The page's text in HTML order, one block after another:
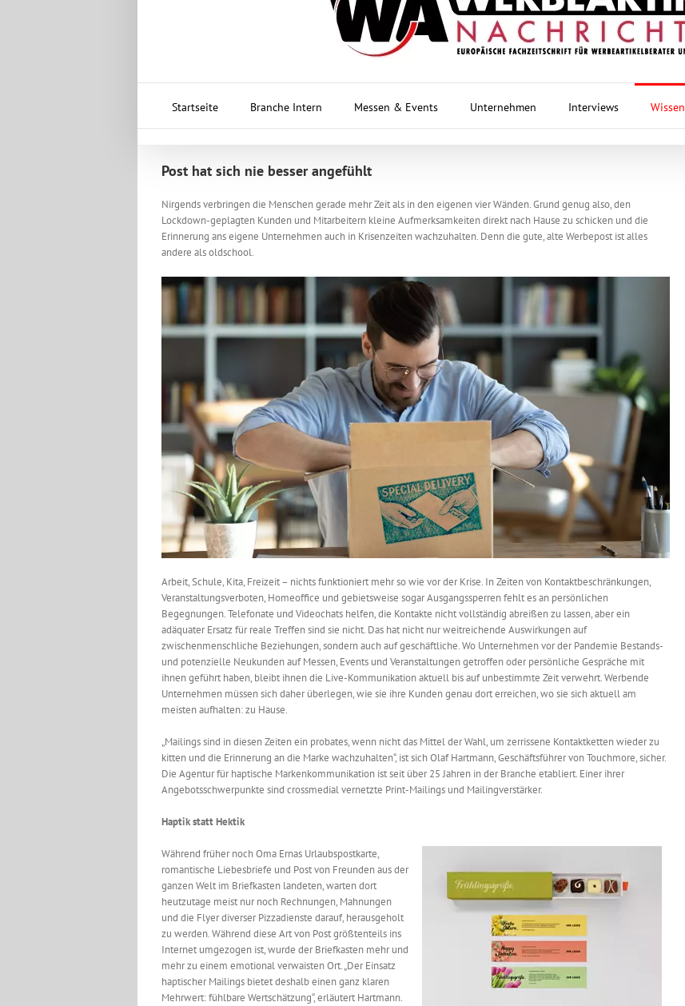
Startseite Branche Intern Messen & Events Unternehmen Interviews Wissen
Post hat sich nie besser angefühlt
Nirgends verbringen die Menschen gerade mehr Zeit als in den eigenen vier Wänden. Grund genug also, den
Lockdown-geplagten Kunden und Mitarbeitern kleine Aufmerksamkeiten direkt nach Hause zu schicken und die
Erinnerung ans eigene Unternehmen auch in Krisenzeiten wachzuhalten. Denn die gute, alte Werbepost ist alles
andere als oldschool.
Arbeit, Schule, Kita, Freizeit – nichts funktioniert mehr so wie vor der Krise. In Zeiten von Kontaktbeschränkungen,
Veranstaltungsverboten, Homeoffice und gebietsweise sogar Ausgangssperren fehlt es an persönlichen
Begegnungen. Telefonate und Videochats helfen, die Kontakte nicht vollständig abreißen zu lassen, aber ein
adäquater Ersatz für reale Treffen sind sie nicht. Das hat nicht nur weitreichende Auswirkungen auf
zwischenmenschliche Beziehungen, sondern auch auf geschäftliche. Wo Unternehmen vor der Pandemie Bestands-
und potenzielle Neukunden auf Messen, Events und Veranstaltungen getroffen oder persönliche Gespräche mit
ihnen geführt haben, bleibt ihnen die Live-Kommunikation aktuell bis auf unbestimmte Zeit verwehrt. Werbende
Unternehmen müssen sich daher überlegen, wie sie ihre Kunden genau dort erreichen, wo sie sich aktuell am
meisten aufhalten: zu Hause.
„Mailings sind in diesen Zeiten ein probates, wenn nicht das Mittel der Wahl, um zerrissene Kontaktketten wieder zu
kitten und die Erinnerung an die Marke wachzuhalten“, ist sich Olaf Hartmann, Geschäftsführer von Touchmore, sicher.
Die Agentur für haptische Markenkommunikation ist seit über 25 Jahren in der Branche etabliert. Einer ihrer
Angebotsschwerpunkte sind crossmedial vernetzte Print-Mailings und Mailingverstärker.
Haptik statt Hektik
Während früher noch Oma Ernas Urlaubspostkarte,
romantische Liebesbriefe und Post von Freunden aus der
ganzen Welt im Briefkasten landeten, warten dort
heutzutage meist nur noch Rechnungen, Mahnungen
und die Flyer diverser Pizzadienste darauf, herausgeholt
zu werden. Während diese Art von Post größtenteils ins
Internet umgezogen ist, wurde der Briefkasten mehr und
mehr zu einem emotional verwaisten Ort. „Der Einsatz
haptischer Mailings bietet deshalb einen ganz klaren
Mehrwert: fühlbare Wertschätzung“, erläutert Hartmann.